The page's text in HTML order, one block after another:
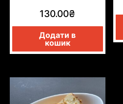
130.00₴
Додати в
кошик